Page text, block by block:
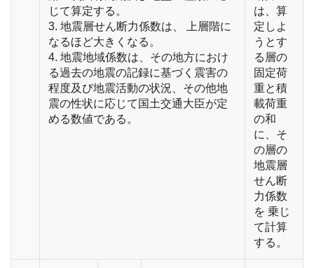
じて算定する。
3. 地震層せん断力係数は、 上層階に
なるほど大きくなる。
4. 地震地域係数は、その地方におけ
る過去の地震の記録に基づく震害の
程度及び地震活動の状況、その他地
震の性状に応じて国土交通大臣が定
める数値である。
は、算
定しよ
うとす
る層の
固定荷
重と積
載荷重
の和
に、そ
の層の
地震層
せん断
力係数
を 乗じ
て計算
する。